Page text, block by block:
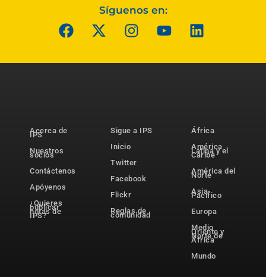
Síguenos en:
Acerca de
IPS
Nuestros
socios
Contáctenos
Apóyenos
¿Quieres
publicar
notas de
IPS?
Sigue a IPS
Inicio
Twitter
Facebook
Flickr
Reglas de
comunidad
África
América
Latina y el
Caribe
América del
Norte
Asia-
Pacífico
Europa
Medio
Oriente y
Norte de
África
Mundo